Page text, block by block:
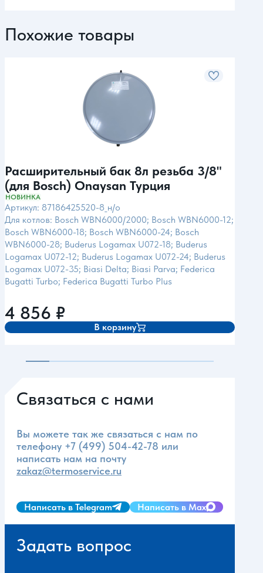
Похожие товары
Расширительный бак 8л резьба 3/8"
(для Bosch) Onaysan Турция
НОВИНКА
Артикул: 87186425520-8_н/о
Для котлов: Bosch WBN6000/2000; Bosch WBN6000-12;
Bosch WBN6000-18; Bosch WBN6000-24; Bosch
WBN6000-28; Buderus Logamax U072-18; Buderus
Logamax U072-12; Buderus Logamax U072-24; Buderus
Logamax U072-35; Biasi Delta; Biasi Parva; Federica
Bugatti Turbo; Federica Bugatti Turbo Plus
4 856 ₽
В корзину
Связаться с нами
Вы можете так же связаться с нам по
телефону +7 (499) 504-42-78 или
написать нам на почту
zakaz@termoservice.ru
Написать в Telegram Написать в Max
Задать вопрос